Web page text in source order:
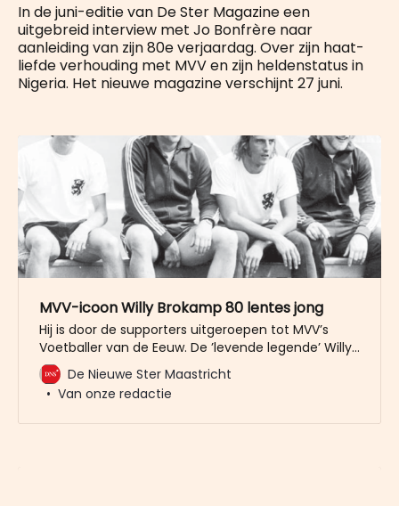
In de juni-editie van De Ster Magazine een
uitgebreid interview met Jo Bonfrère naar
aanleiding van zijn 80e verjaardag. Over zijn haat-
liefde verhouding met MVV en zijn heldenstatus in
Nigeria. Het nieuwe magazine verschijnt 27 juni.
MVV-icoon Willy Brokamp 80 lentes jong
Hij is door de supporters uitgeroepen tot MVV’s
Voetballer van de Eeuw. De ’levende legende’ Willy
Brokamp heeft onlangs de eerbiedwaardige leeftijd
van 80 jaar bereikt, nota bene in het jaar dat MVV
als voorlaatste is geëindigd in de Eerste Divisie.
De Nieuwe Ster Maastricht
Van onze redactie